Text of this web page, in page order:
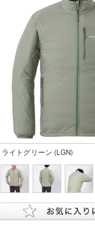
ライトグリーン (LGN)